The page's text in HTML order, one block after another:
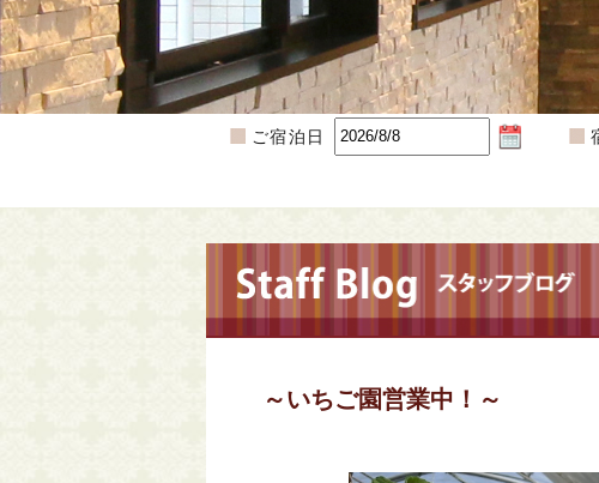
ご宿泊日
～いちご園営業中！～